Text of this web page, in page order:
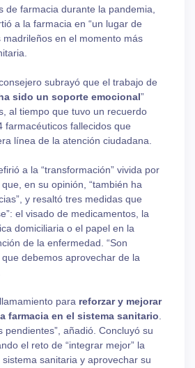
de farmacia durante la pandemia,
a la farmacia en “un lugar de
madrileños en el momento más
subrayó que el trabajo de
sido un soporte emocional”
al tiempo que tuvo un recuerdo
farmacéuticos fallecidos que
línea de la atención ciudadana.
a la “transformación” vivida por
en su opinión, “también ha
y resaltó tres medidas que
el visado de medicamentos, la
domiciliaria o el papel en la
de la enfermedad. “Son
debemos aprovechar de la
para reforzar y mejorar
farmacia en el sistema sanitario.
pendientes”, añadió. Concluyó su
el reto de “integrar mejor” la
sanitaria y aprovechar su